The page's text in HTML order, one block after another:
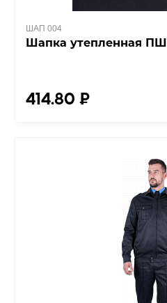
ШАП 004
Шапка утепленная ПШ
414.80 ₽